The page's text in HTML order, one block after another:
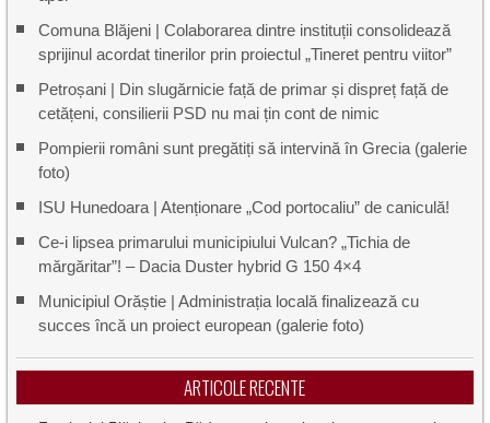
Comuna Blăjeni | Colaborarea dintre instituții consolidează
sprijinul acordat tinerilor prin proiectul „Tineret pentru viitor”
Petroșani | Din slugărnicie față de primar și dispreț față de
cetățeni, consilierii PSD nu mai țin cont de nimic
Pompierii români sunt pregătiți să intervină în Grecia (galerie
foto)
ISU Hunedoara | Atenționare „Cod portocaliu” de caniculă!
Ce-i lipsea primarului municipiului Vulcan? „Tichia de
mărgăritar”! – Dacia Duster hybrid G 150 4×4
Municipiul Orăștie | Administrația locală finalizează cu
succes încă un proiect european (galerie foto)
ARTICOLE RECENTE